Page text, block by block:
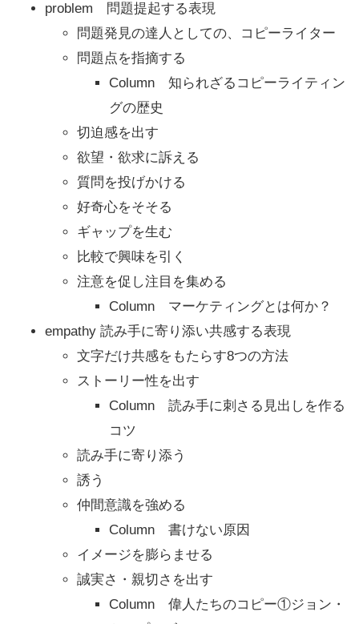
problem 問題提起する表現
問題発見の達人としての、コピーライター
問題点を指摘する
Column 知られざるコピーライティン
グの歴史
切迫感を出す
欲望・欲求に訴える
質問を投げかける
好奇心をそそる
ギャップを生む
比較で興味を引く
注意を促し注目を集める
Column マーケティングとは何か？
empathy 読み手に寄り添い共感する表現
文字だけ共感をもたらす8つの方法
ストーリー性を出す
Column 読み手に刺さる見出しを作る
コツ
読み手に寄り添う
誘う
仲間意識を強める
Column 書けない原因
イメージを膨らませる
誠実さ・親切さを出す
Column 偉人たちのコピー①ジョン・